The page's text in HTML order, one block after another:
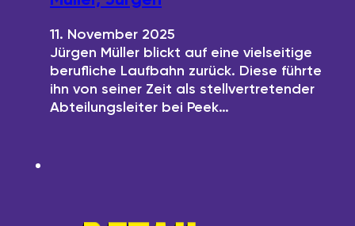
11. November 2025
Jürgen Müller blickt auf eine vielseitige
berufliche Laufbahn zurück. Diese führte
ihn von seiner Zeit als stellvertretender
Abteilungsleiter bei Peek…